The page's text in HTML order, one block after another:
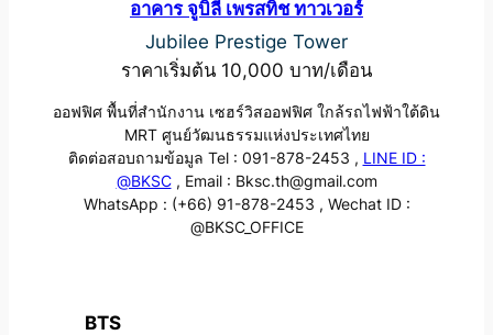
อาคาร จูบิลี่ เพรสทิช ทาวเวอร์
Jubilee Prestige Tower
ราคาเริ่มต้น 10,000 บาท/เดือน
ออฟฟิศ พื้นที่สำนักงาน เซฮร์วิสออฟฟิศ ใกล้รถไฟฟ้าใต้ดิน
MRT ศูนย์วัฒนธรรมแห่งประเทศไทย
ติดต่อสอบถามข้อมูล Tel : 091-878-2453 , LINE ID :
@BKSC, Email : Bksc.th@gmail.com
WhatsApp : (+66) 91-878-2453 , Wechat ID :
@BKSC_OFFICE
BTS